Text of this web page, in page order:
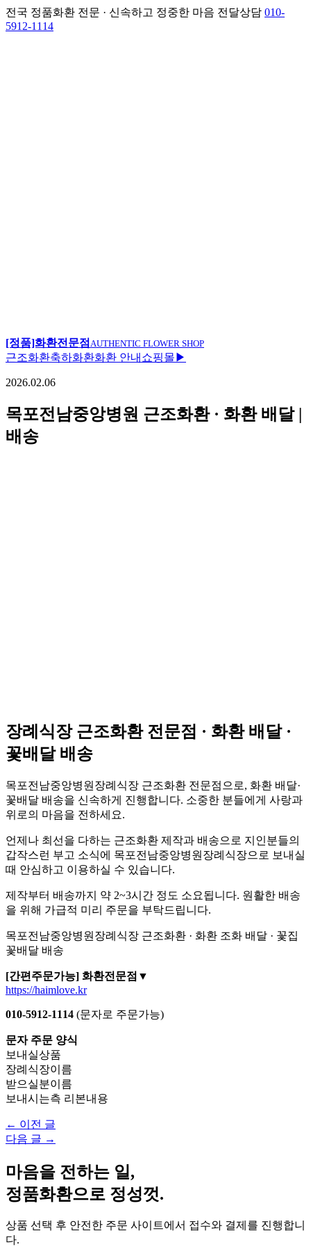
전국 정품화환 전문 · 신속하고 정중한 마음 전달상담 010-
5912-1114
[정품]화환전문점 AUTHENTIC FLOWER SHOP
근조화환축하화환화환 안내 쇼핑몰▶
2026.02.06
목포전남중앙병원 근조화환 · 화환 배달 |
배송
장례식장 근조화환 전문점 · 화환 배달 ·
꽃배달 배송
목포전남중앙병원장례식장 근조화환 전문점으로, 화환 배달·
꽃배달 배송을 신속하게 진행합니다. 소중한 분들에게 사랑과
위로의 마음을 전하세요.
언제나 최선을 다하는 근조화환 제작과 배송으로 지인분들의
갑작스런 부고 소식에 목포전남중앙병원장례식장으로 보내실
때 안심하고 이용하실 수 있습니다.
제작부터 배송까지 약 2~3시간 정도 소요됩니다. 원활한 배송
을 위해 가급적 미리 주문을 부탁드립니다.
목포전남중앙병원장례식장 근조화환 · 화환 조화 배달 · 꽃집
꽃배달 배송
[간편주문가능] 화환전문점▼
https://haimlove.kr
010-5912-1114 (문자로 주문가능)
문자 주문 양식
보내실상품
장례식장이름
받으실분이름
보내시는측 리본내용
← 이전 글
다음 글 →
마음을 전하는 일,
정품화환으로 정성껏.
상품 선택 후 안전한 주문 사이트에서 접수와 결제를 진행합니
다.